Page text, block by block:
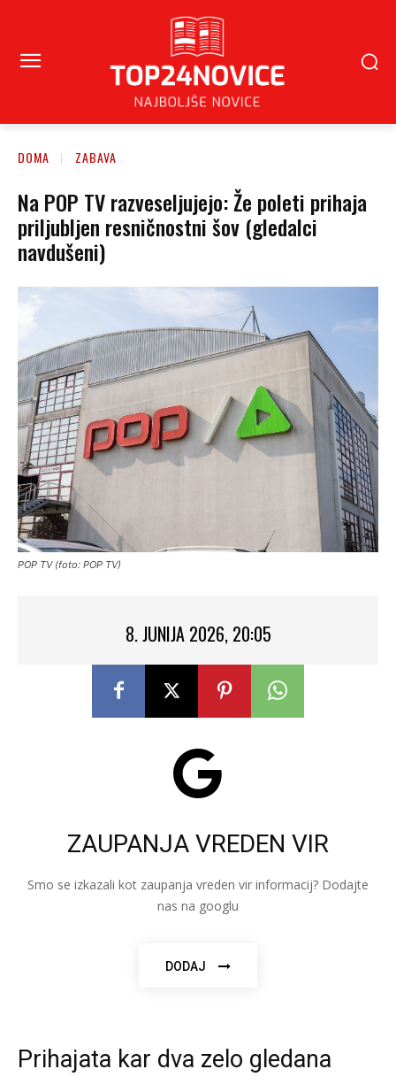
DOMA ZABAVA
Na POP TV razveseljujejo: Že poleti prihaja
priljubljen resničnostni šov (gledalci
navdušeni)
POP TV (foto: POP TV)
8. JUNIJA 2026, 20:05
ZAUPANJA VREDEN VIR
Smo se izkazali kot zaupanja vreden vir informacij? Dodajte
nas na googlu
DODAJ
Prihajata kar dva zelo gledana